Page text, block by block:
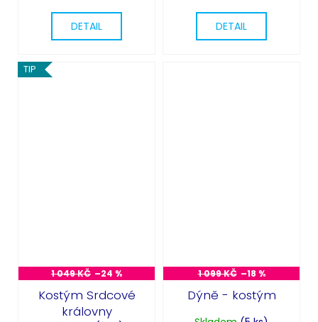
DETAIL DETAIL
TIP
1 049 KČ –24 %
Kostým Srdcové
královny
1 099 KČ –18 %
Dýně - kostým